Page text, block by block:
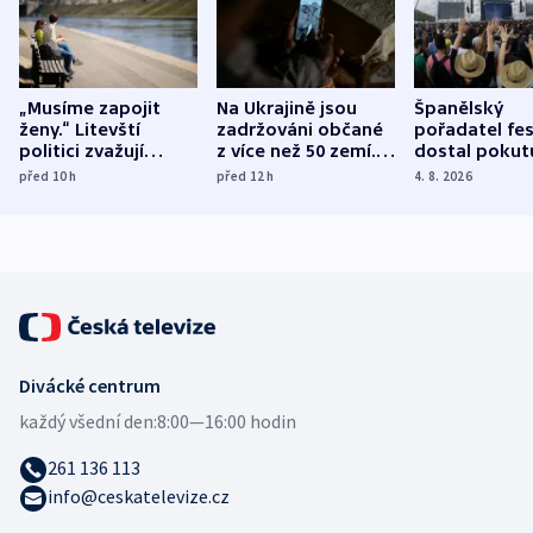
„Musíme zapojit
ženy.“ Litevští
politici zvažují
dohodu o
před 10h
Na Ukrajině jsou
zadržováni občané
z více než 50 zemí.
Bojovali na straně
před 12h
Španělský
pořadatel
dostal
nekalé
4. 8. 2026
Divácké centrum
každý všední den:8:00—16:00 hodin
261 136 113
info@ceskatelevize.cz